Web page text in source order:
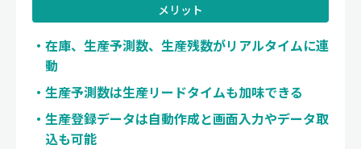
メリット
在庫、生産予測数、生産残数がリアルタイムに連
動
生産予測数は生産リードタイムも加味できる
生産登録データは自動作成と画面入力やデータ取
込も可能